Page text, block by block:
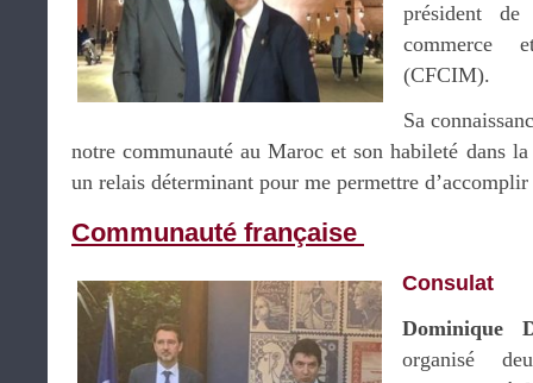
président
commerce
(CFCIM).
Sa
notre communauté au Maroc et son habileté dans
un relais déterminant pour me permettre
Communauté française
Consulat
Dominique
organisé